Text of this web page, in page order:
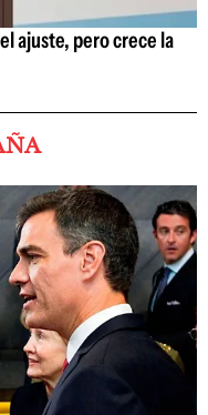
ajuste, pero crece la